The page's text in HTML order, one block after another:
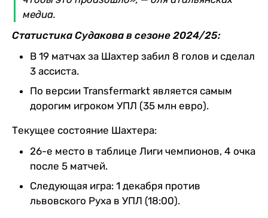
медиа.
Статистика Судакова в сезоне 2024/25:
В 19 матчах за Шахтер забил 8 голов и сделал
3 ассиста.
По версии Transfermarkt является самым
дорогим игроком УПЛ (35 млн евро).
Текущее состояние Шахтера:
26-е место в таблице Лиги чемпионов, 4 очка
после 5 матчей.
Следующая игра: 1 декабря против
львовского Руха в УПЛ (18:00).